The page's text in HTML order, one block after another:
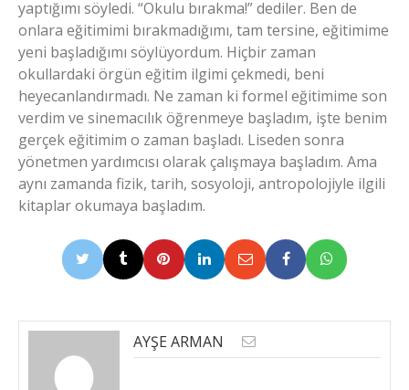
yaptığımı söyledi. “Okulu bırakma!” dediler. Ben de
onlara eğitimimi bırakmadığımı, tam tersine, eğitimime
yeni başladığımı söylüyordum. Hiçbir zaman
okullardaki örgün eğitim ilgimi çekmedi, beni
heyecanlandırmadı. Ne zaman ki formel eğitimime son
verdim ve sinemacılık öğrenmeye başladım, işte benim
gerçek eğitimim o zaman başladı. Liseden sonra
yönetmen yardımcısı olarak çalışmaya başladım. Ama
aynı zamanda fizik, tarih, sosyoloji, antropolojiyle ilgili
kitaplar okumaya başladım.
AYŞE ARMAN